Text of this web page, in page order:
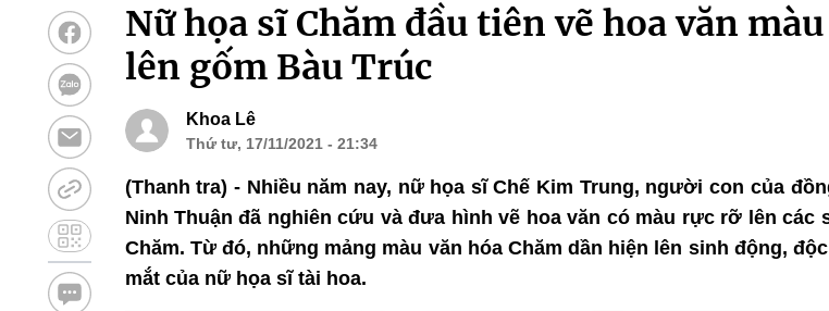
Nữ họa sĩ Chăm đầu tiên vẽ hoa văn
lên gốm Bàu Trúc
Khoa Lê
Thứ tư, 17/11/2021 - 21:34
(Thanh tra) - Nhiều năm nay, nữ họa sĩ Chế Kim Trung, người con của
Ninh Thuận đã nghiên cứu và đưa hình vẽ hoa văn có màu rực rỡ lên các
Chăm. Từ đó, những mảng màu văn hóa Chăm dần hiện lên sinh động,
mắt của nữ họa sĩ tài hoa.